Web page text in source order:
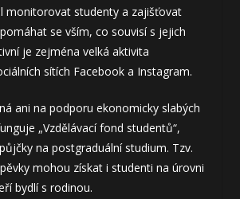
monitorovat studenty a zajišťovat
se vším, co souvisí s jejich
je zejména velká aktivita
sítích Facebook a Instagram.
ani na podporu ekonomicky slabých
„Vzdělávací fond studentů“,
na postgraduální studium. Tzv.
mohou získat i studenti na úrovni
bydlí s rodinou.